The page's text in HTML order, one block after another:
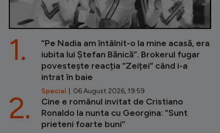
”Pe Nadia am întâlnit-o la mine acasă, era
iubita lui Ștefan Bănică”. Brokerul fugar
povestește reacția ”Zeiței” când i-a
intrat în baie
Special | 06 August 2026, 19:59
1.
Cine e românul invitat de Cristiano
Ronaldo la nunta cu Georgina: ”Sunt
prieteni foarte buni”
2.